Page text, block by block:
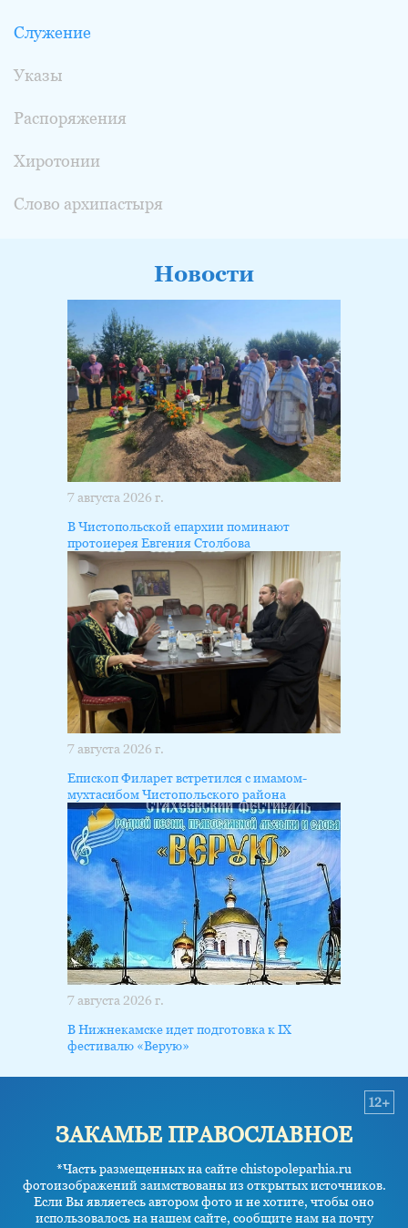
Служение
Указы
Распоряжения
Хиротонии
Слово архипастыря
Новости
7 августа 2026 г.
В Чистопольской епархии поминают
протоиерея Евгения Столбова
7 августа 2026 г.
Епископ Филарет встретился с имамом-
мухтасибом Чистопольского района
7 августа 2026 г.
В Нижнекамске идет подготовка к IX
фестивалю «Верую»
ЗАКАМЬЕ ПРАВОСЛАВНОЕ
*Часть размещенных на сайте chistopoleparhia.ru
фотоизображений заимствованы из открытых источников.
Если Вы являетесь автором фото и не хотите, чтобы оно
использовалось на нашем сайте, сообщите нам на почту
12+